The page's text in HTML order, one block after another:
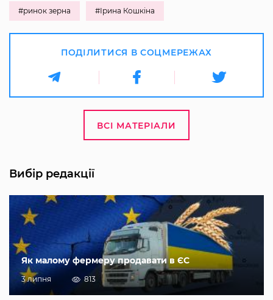
#ринок зерна #Ірина Кошкіна
ПОДІЛИТИСЯ В СОЦМЕРЕЖАХ
ВСІ МАТЕРІАЛИ
Вибір редакції
Як малому фермеру продавати в ЄС
3 липня 813